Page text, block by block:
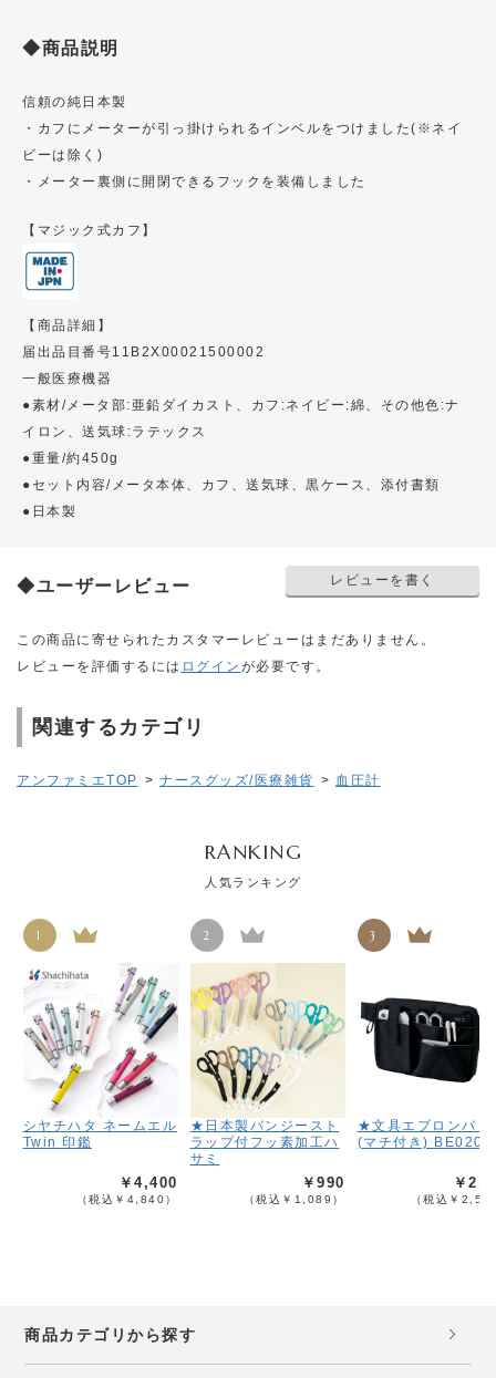
◆商品説明
信頼の純日本製
・カフにメーターが引っ掛けられるインベルをつけました(※ネイ
ビーは除く)
・メーター裏側に開閉できるフックを装備しました
【マジック式カフ】
【商品詳細】
届出品目番号11B2X00021500002
一般医療機器
●素材/メータ部:亜鉛ダイカスト、カフ:ネイビー:綿、その他色:ナ
イロン、送気球:ラテックス
●重量/約450g
●セット内容/メータ本体、カフ、送気球、黒ケース、添付書類
●日本製
◆ユーザーレビュー レビューを書く
この商品に寄せられたカスタマーレビューはまだありません。
レビューを評価するには ログイン が必要です。
関連するカテゴリ
アンファミエTOP > ナースグッズ/医療雑貨 > 血圧計
RANKING
人気ランキング
1
シヤチハタ ネームエル
Twin 印鑑
￥4,400
（税込￥4,840）
2
★日本製バンジースト
ラップ付フッ素加工ハ
サミ
￥990
（税込￥1,089）
3
★文具エプロンバッ
(マチ付き) BE020
￥
（税込￥
商品カテゴリから探す